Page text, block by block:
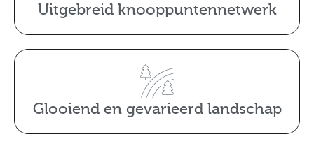
Uitgebreid knooppuntennetwerk
Glooiend en gevarieerd landschap